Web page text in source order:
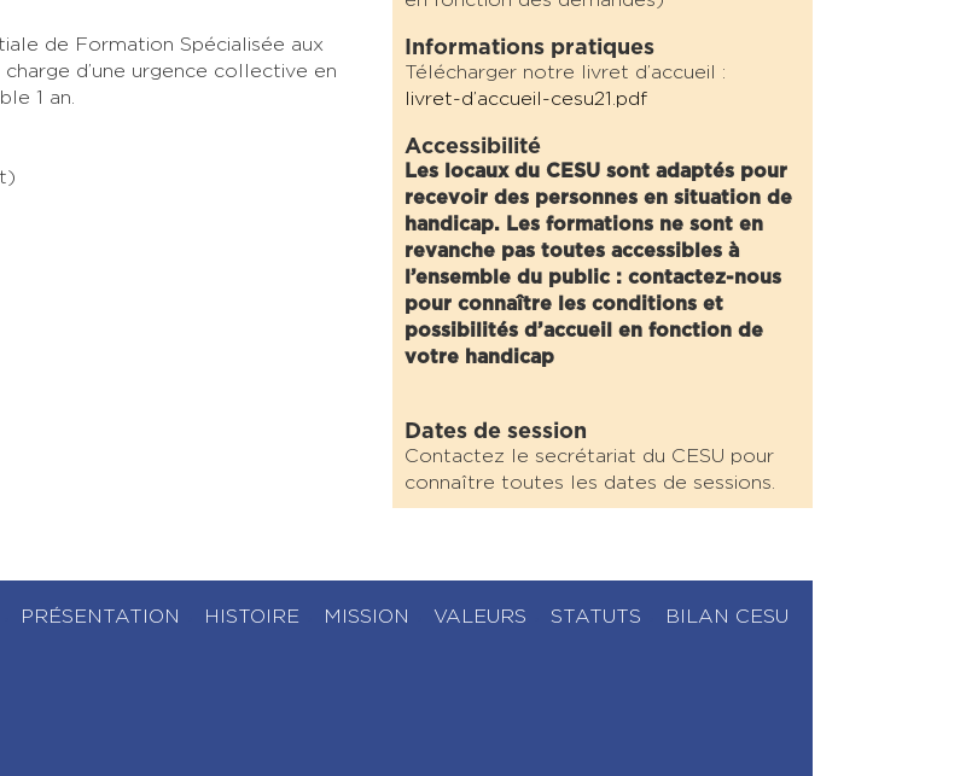
de Formation Spécialisée aux
d’une urgence collective en
1 an.
Informations pratiques
Télécharger notre livret d’accueil :
livret-d’accueil-cesu21.pdf
Accessibilité
Les locaux du CESU sont adaptés pour
recevoir des personnes en situation de
handicap. Les formations ne sont en
revanche pas toutes accessibles à
l’ensemble du public : contactez-nous
pour connaître les conditions et
possibilités d’accueil en fonction de
votre handicap
Dates de session
Contactez le secrétariat du CESU pour
connaître toutes les dates de sessions.
PRÉSENTATION HISTOIRE MISSION VALEURS STATUTS BILAN CESU